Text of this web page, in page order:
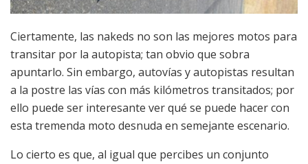
Ciertamente, las nakeds no son las mejores motos para
transitar por la autopista; tan obvio que sobra
apuntarlo. Sin embargo, autovías y autopistas resultan
a la postre las vías con más kilómetros transitados; por
ello puede ser interesante ver qué se puede hacer con
esta tremenda moto desnuda en semejante escenario.
Lo cierto es que, al igual que percibes un conjunto